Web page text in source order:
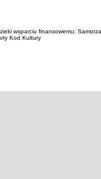
wsparciu finansowemu:
Kod Kultury